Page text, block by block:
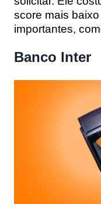
score mais
importantes,
Banco Inter